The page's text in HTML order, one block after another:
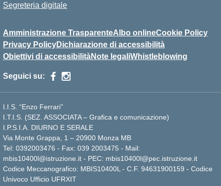
Segreteria digitale
Amministrazione TrasparenteAlbo onlineCookie Policy
Privacy PolicyDichiarazione di accessibilità
Obiettivi di accessibilitàNote legaliWhistleblowing
Seguici su:
I.I.S. “Enzo Ferrari”
I.T.I.S. (SEZ. ASSOCIATA – Grafica e comunicazione)
I.P.S.I.A. DIURNO E SERALE
Via Monte Grappa, 1 – 20900 Monza MB
Tel: 0392003476 - Fax: 039 2003475 - Mail:
mbis10400l@istruzione.it - PEC: mbis10400l@pec.istruzione.it
Codice Meccanografico: MBIS10400L - C.F. 94631900159 - Codice
Univoco Ufficio UFRXIT